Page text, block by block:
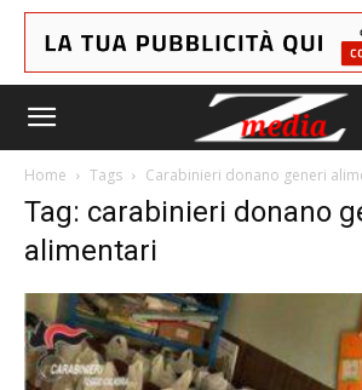
Home Tags Carabinieri donano generi
Tag: carabinieri donano
alimentari